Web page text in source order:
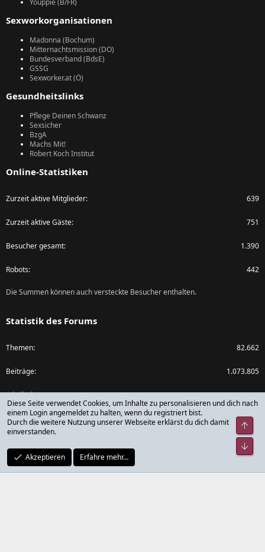
Youppie (B/FR)
Sexworkorganisationen
Madonna (Bochum)
Mitternachtsmission (DO)
Bundesverband (BdsE)
GSSG
Sexworker.at (Ö)
Gesundheitslinks
Pflege Deinen Schwanz
Sexsicher
BzgA
Machs Mit!
Robert Koch Institut
Online-Statistiken
Zurzeit aktive Mitglieder 639
Zurzeit aktive Gäste 751
Besucher gesamt 1.390
Robots 442
Die Summen können auch versteckte Besucher enthalten.
Statistik des Forums
Themen 82.662
Beiträge 1.073.805
Mitglieder 79.785
Neuestes Mitglied rickdick
Community platform by XenForo® © 2010-2024 XenForo Ltd.
Diese Seite verwendet Cookies, um Inhalte zu personalisieren und dich nach
einem Login angemeldet zu halten, wenn du registriert bist.
Durch die weitere Nutzung unserer Webseite erklärst du dich damit
einverstanden.
Akzeptieren Erfahre mehr…